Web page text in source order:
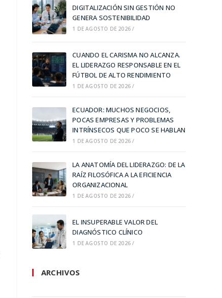
DIGITALIZACIÓN SIN GESTIÓN NO
GENERA SOSTENIBILIDAD
1 DE AGOSTO DE 2026 /
CUANDO EL CARISMA NO ALCANZA.
EL LIDERAZGO RESPONSABLE EN EL
FÚTBOL DE ALTO RENDIMIENTO
1 DE AGOSTO DE 2026 /
ECUADOR: MUCHOS NEGOCIOS,
POCAS EMPRESAS Y PROBLEMAS
INTRÍNSECOS QUE POCO SE HABLAN
1 DE AGOSTO DE 2026 /
LA ANATOMÍA DEL LIDERAZGO: DE LA
RAÍZ FILOSÓFICA A LA EFICIENCIA
ORGANIZACIONAL
1 DE AGOSTO DE 2026 /
EL INSUPERABLE VALOR DEL
DIAGNÓSTICO CLÍNICO
1 DE AGOSTO DE 2026 /
ARCHIVOS